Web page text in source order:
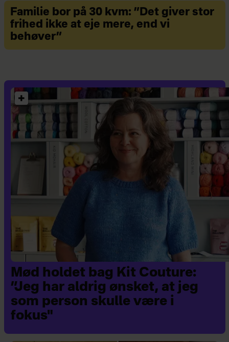
Familie bor på 30 kvm: ”Det giver stor
frihed ikke at eje mere, end vi
behøver”
Mød holdet bag Kit Couture:
”Jeg har aldrig ønsket, at jeg
som person skulle være i
fokus"